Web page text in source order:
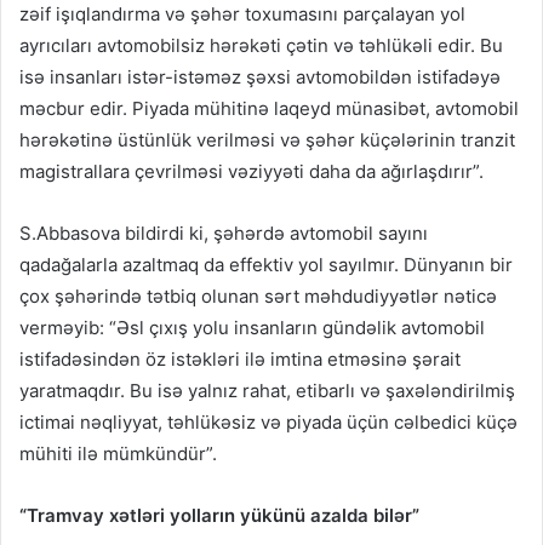
zəif işıqlandırma və şəhər toxumasını parçalayan yol
ayrıcıları avtomobilsiz hərəkəti çətin və təhlükəli edir. Bu
isə insanları istər-istəməz şəxsi avtomobildən istifadəyə
məcbur edir. Piyada mühitinə laqeyd münasibət, avtomobil
hərəkətinə üstünlük verilməsi və şəhər küçələrinin tranzit
magistrallara çevrilməsi vəziyyəti daha da ağırlaşdırır”.
S.Abbasova bildirdi ki, şəhərdə avtomobil sayını
qadağalarla azaltmaq da effektiv yol sayılmır. Dünyanın bir
çox şəhərində tətbiq olunan sərt məhdudiyyətlər nəticə
verməyib: “Əsl çıxış yolu insanların gündəlik avtomobil
istifadəsindən öz istəkləri ilə imtina etməsinə şərait
yaratmaqdır. Bu isə yalnız rahat, etibarlı və şaxələndirilmiş
ictimai nəqliyyat, təhlükəsiz və piyada üçün cəlbedici küçə
mühiti ilə mümkündür”.
“Tramvay xətləri yolların yükünü azalda bilər”